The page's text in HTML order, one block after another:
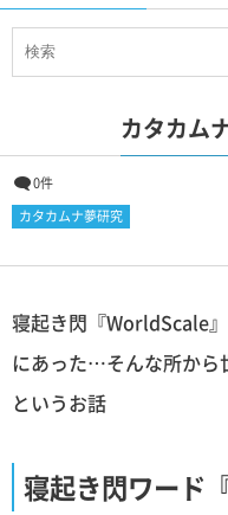
カタカム
0件
カタカムナ夢研究
寝起き閃『WorldScale
にあった…そんな所から
というお話
寝起き閃ワード